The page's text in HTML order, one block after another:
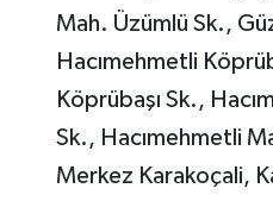
Mah. Üzümlü Sk.,
Hacımehmetli
Köprübaşı Sk.,
Sk., Hacımehmetli
Merkez Karakoçali,